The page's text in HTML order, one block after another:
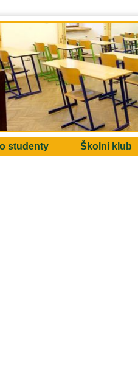
studenty Školní klub